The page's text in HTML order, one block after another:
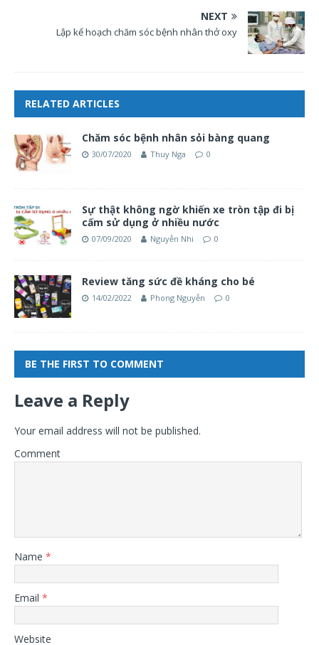
NEXT
Lập kế hoạch chăm sóc bệnh nhân thở oxy
RELATED ARTICLES
Chăm sóc bệnh nhân sỏi bàng quang
30/07/2020 Thuy Nga 0
Sự thật không ngờ khiến xe tròn tập đi bị
cấm sử dụng ở nhiều nước
07/09/2020 Nguyễn Nhi 0
Review tăng sức đề kháng cho bé
14/02/2022 Phong Nguyễn 0
BE THE FIRST TO COMMENT
Leave a Reply
Your email address will not be published.
Comment
Name *
Email *
Website